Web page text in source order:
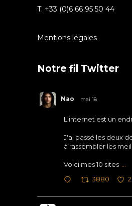
T. +33 (0)6 66 95 50 44
Mentions légales
Notre fil Twitter
Nao mai 18
L'internet est un
J'ai passé les deux
à rassembler les
Voici mes 10 sites
3880